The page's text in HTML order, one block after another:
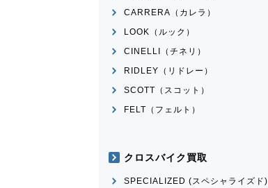
CARRERA（カレラ）
LOOK（ルック）
CINELLI（チネリ）
RIDLEY（リドレー）
SCOTT（スコット）
FELT（フェルト）
クロスバイク買取
SPECIALIZED (スペシャライズド)